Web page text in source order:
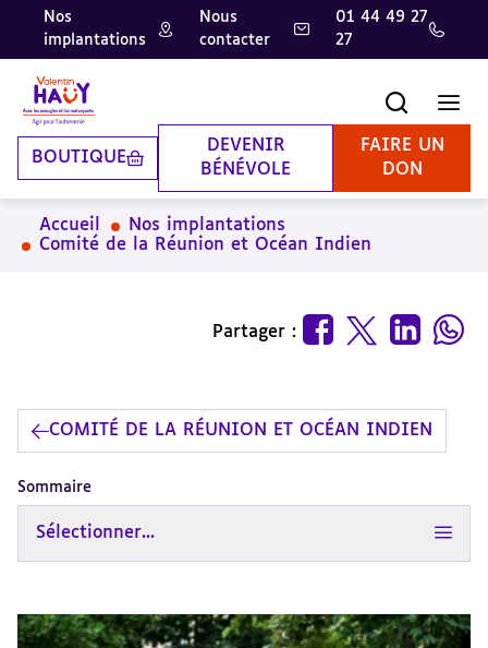
Aller
contenu
principal
Aller
pied
de
page
Aller
la
recherche
Nos
implantations
Nous
contacter
01 44 49 27
27
BOUTIQUE
DEVENIR
BÉNÉVOLE
FAIRE UN
DON
Accueil
Nos implantations
Comité de la Réunion et Océan Indien
Partager :
COMITÉ DE LA RÉUNION ET OCÉAN INDIEN
Sommaire
Sélectionner...